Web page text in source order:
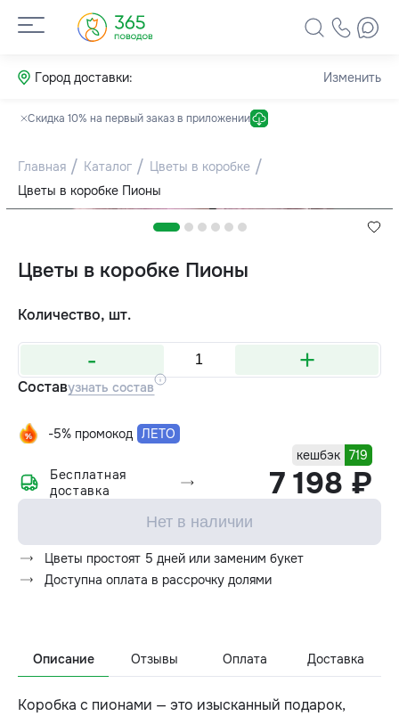
Город доставки: Изменить
Скидка 10% на первый заказ в приложении
Главная Каталог
Цветы в коробке
Цветы в коробке Пионы
Цветы в коробке Пионы
Количество, шт.
- +
Составузнать состав
-5% промокод ЛЕТО
кешбэк 719
7 198 ₽
Бесплатная
доставка
Нет в наличии
Цветы простоят 5 дней или заменим букет
Доступна оплата в рассрочку долями
Описание Отзывы Оплата Доставка
Коробка с пионами — это изысканный подарок,